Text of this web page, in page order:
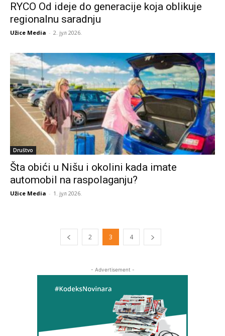
RYCO Od ideje do generacije koja oblikuje
regionalnu saradnju
Užice Media - 2. јул 2026.
Društvo
Šta obići u Nišu i okolini kada imate
automobil na raspolaganju?
Užice Media - 1. јул 2026.
2 3 4
- Advertisement -